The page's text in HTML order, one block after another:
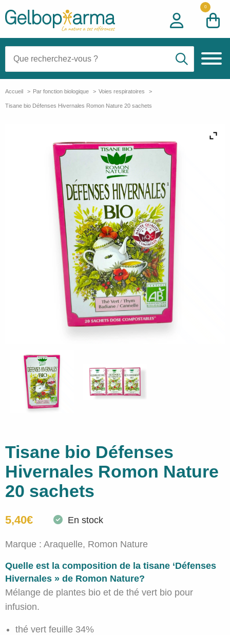
0
Accueil Par fonction biologique Voies respiratoires
Tisane bio Défenses Hivernales Romon Nature 20 sachets
Tisane bio Défenses
Hivernales Romon Nature
20 sachets
5,40€ En stock
Marque : Araquelle, Romon Nature
Quelle est la composition de la tisane ‘Défenses
Hivernales » de Romon Nature?
Mélange de plantes bio et de thé vert bio pour
infusion.
thé vert feuille 34%